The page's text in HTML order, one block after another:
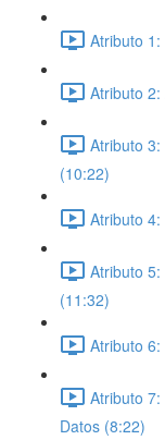
Atributo
Atributo
Atributo
(10:22)
Atributo
Atributo
(11:32)
Atributo
Atributo
Datos (8:22)